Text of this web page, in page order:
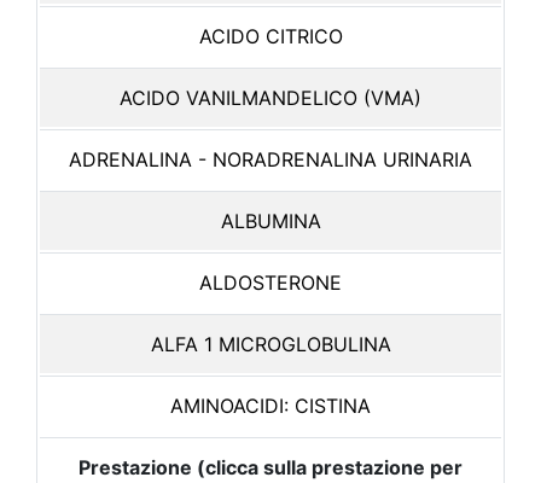
ACIDO CITRICO
ACIDO VANILMANDELICO (VMA)
ADRENALINA - NORADRENALINA URINARIA
ALBUMINA
ALDOSTERONE
ALFA 1 MICROGLOBULINA
AMINOACIDI: CISTINA
Prestazione (clicca sulla prestazione per